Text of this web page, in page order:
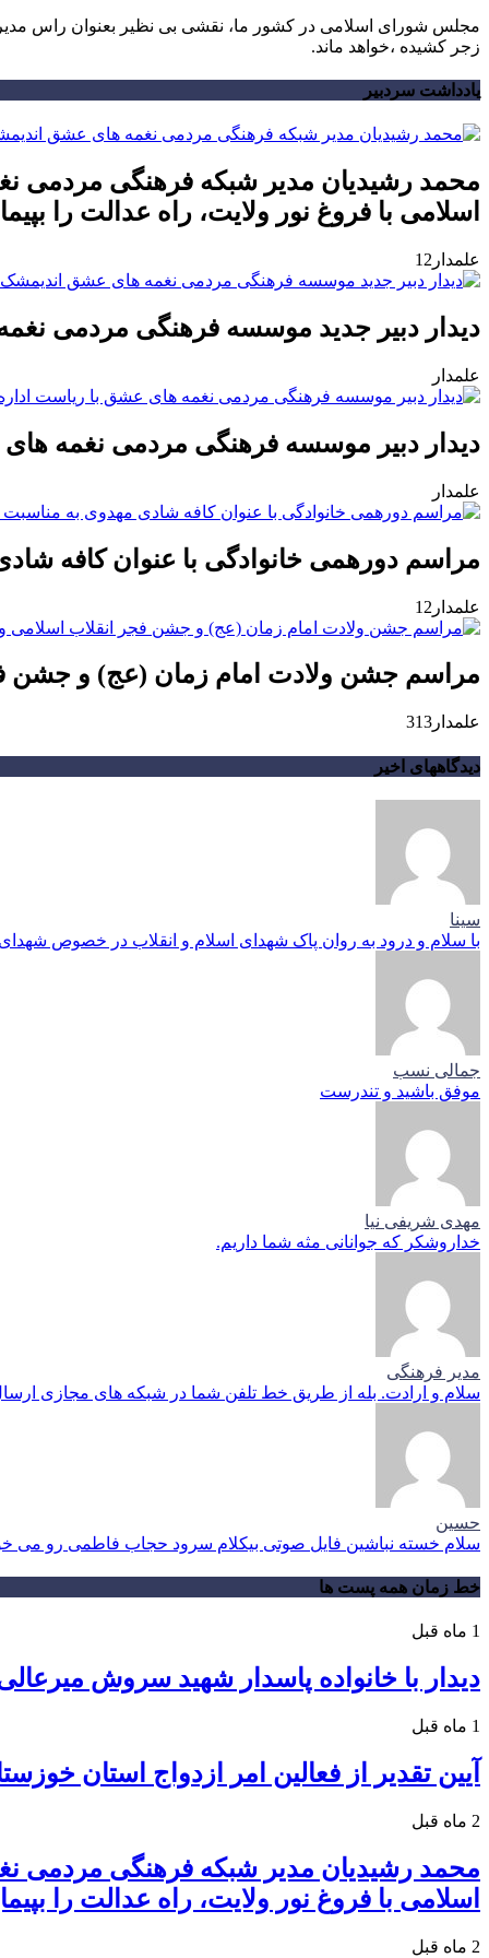
مجلس شورای اسلامی در کشور ما، نقشی بی نظیر بعنوان راس
زجر کشیده ،خواهد ماند.
یادداشت سردبیر
محمد رشیدیان مدیر شبکه فرهنگی مردمی
اسلامی با فروغ نور ولایت، راه عدالت را
علمدار12
دیدار دبیر جدید موسسه فرهنگی مردمی
علمدار
دیدار دبیر موسسه فرهنگی مردمی نغمه
علمدار
مراسم دورهمی خانوادگی با عنوان کافه
علمدار12
مراسم جشن ولادت امام زمان (عج) و جشن
علمدار313
دیدگاههای اخیر
سینا
با سلام و درود به روان پاک شهدای اسلام و انقلاب در خصوص
جمالی نسب
موفق باشید و تندرست
مهدی شریفی نیا
خداروشکر که جوانانی مثه شما داریم.
مدیر فرهنگی
سلام و ارادت. بله از طریق خط تلفن شما در شبکه های مجازی
حسین
سلام خسته نباشین فایل صوتی بیکلام سرود حجاب فاطمی رو می
خط زمان همه پست ها
1 ماه قبل
دیدار با خانواده پاسدار شهید سروش
1 ماه قبل
آیین تقدیر از فعالین امر ازدواج استان
2 ماه قبل
محمد رشیدیان مدیر شبکه فرهنگی مردمی
اسلامی با فروغ نور ولایت، راه عدالت را
2 ماه قبل